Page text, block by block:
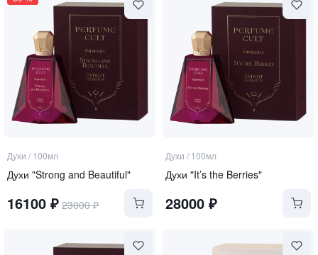
Духи / 100мл
Духи "Strong and Beautiful"
16100 ₽ 23000₽
Духи / 100мл
Духи "It’s the Berries"
28000₽